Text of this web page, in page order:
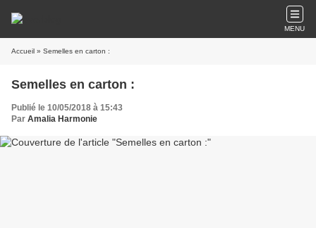
MENU
Accueil » Semelles en carton :
Semelles en carton :
Publié le 10/05/2018 à 15:43
Par Amalia Harmonie